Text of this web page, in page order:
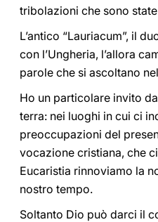
tribolazioni che sono
L’antico “Lauriacum”, il
con l’Ungheria, l’allora
parole che si ascoltano
Ho un particolare invito
terra: nei luoghi in cui ci
preoccupazioni del
vocazione cristiana, che
Eucaristia rinnoviamo la
nostro tempo.
Soltanto Dio può darci il